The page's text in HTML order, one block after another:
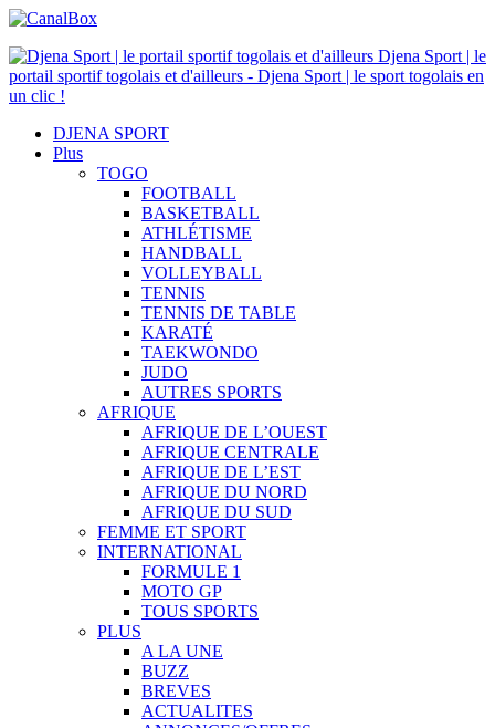
Djena Sport | le
portail sportif togolais et d'ailleurs - Djena Sport | le sport togolais en
un clic !
DJENA SPORT
Plus
TOGO
FOOTBALL
BASKETBALL
ATHLÉTISME
HANDBALL
VOLLEYBALL
TENNIS
TENNIS DE TABLE
KARATÉ
TAEKWONDO
JUDO
AUTRES SPORTS
AFRIQUE
AFRIQUE DE L’OUEST
AFRIQUE CENTRALE
AFRIQUE DE L’EST
AFRIQUE DU NORD
AFRIQUE DU SUD
FEMME ET SPORT
INTERNATIONAL
FORMULE 1
MOTO GP
TOUS SPORTS
PLUS
A LA UNE
BUZZ
BREVES
ACTUALITES